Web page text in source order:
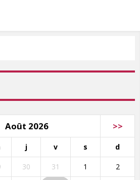
Août 2026 >>
j v s d
30 31 1 2